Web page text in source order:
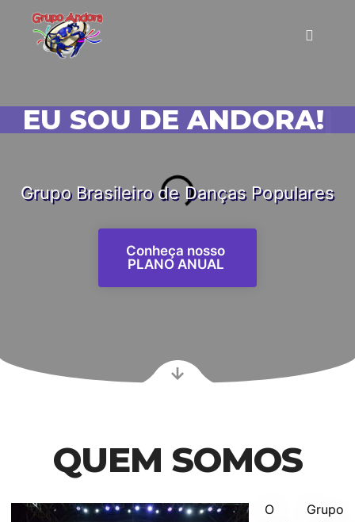
EU SOU DE ANDORA!
Grupo Brasileiro de Danças Populares
Conheça nosso
PLANO ANUAL
QUEM SOMOS
O Grupo